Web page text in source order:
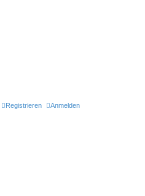
Anmelden
Registrieren